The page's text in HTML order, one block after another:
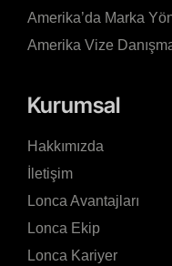
Amerika’da Marka
Amerika Vize
Kurumsal
Hakkımızda
İletişim
Lonca Avantajları
Lonca Ekip
Lonca Kariyer